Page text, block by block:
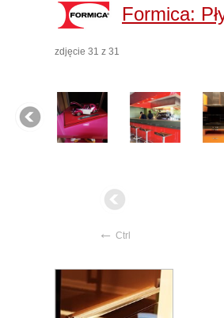
Formica:
zdjęcie 31 z 31
← Ctrl